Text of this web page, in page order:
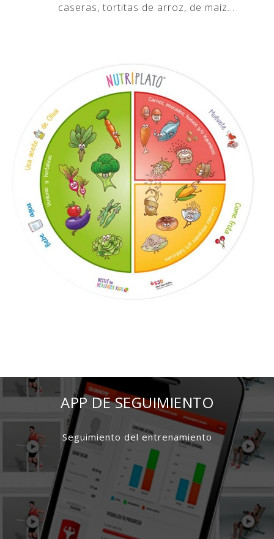
caseras, tortitas de arroz, de maíz…
DISCOUNTSAPP DE SEGUIMIENTO
Seguimiento del entrenamiento